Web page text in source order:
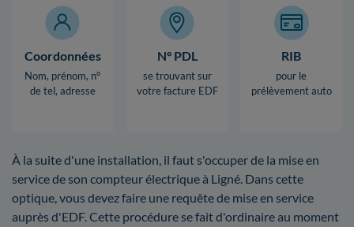
Coordonnées
Nom, prénom, n°
de tel, adresse
N° PDL
se trouvant sur
votre facture EDF
RIB
pour le
prélèvement auto
À la suite d'une installation, il faut s'occuper de la mise en
service de son compteur électrique à Ligné. Dans cette
optique, vous devez faire une requête de mise en service
auprès d'EDF. Cette procédure se fait d'ordinaire au moment